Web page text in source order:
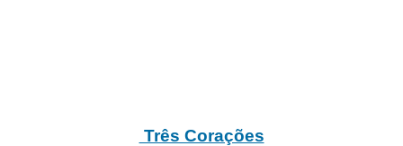
Três Corações